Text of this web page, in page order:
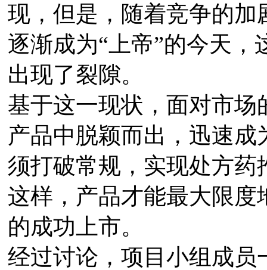
现，但是，随着竞争的
逐渐成为“上帝”的今天
出现了裂隙。
基于这一现状，面对市
产品中脱颖而出，迅速
须打破常规，实现处方
这样，产品才能最大限
的成功上市。
经过讨论，项目小组成